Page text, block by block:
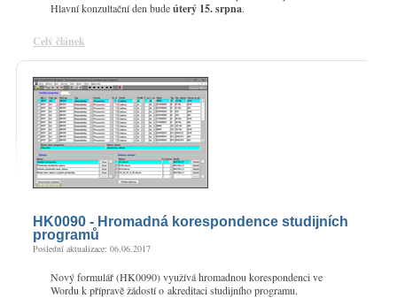
Hlavní konzultační den budeúterý 15. srpna.
Celý článek
HK0090 - Hromadná korespondence studijních
programů
Poslední aktualizace: 06.06.2017
Nový formulář (HK0090) využívá hromadnou korespondenci ve
Wordu k přípravě žádostí o akreditaci studijního programu.